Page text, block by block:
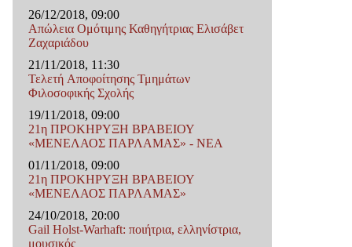
26/12/2018, 09:00
Απώλεια Ομότιμης Καθηγήτριας Ελισάβετ
Ζαχαριάδου
21/11/2018, 11:30
Τελετή Αποφοίτησης Τμημάτων
Φιλοσοφικής Σχολής
19/11/2018, 09:00
21η ΠΡΟΚΗΡΥΞΗ ΒΡΑΒΕΙΟΥ
«ΜΕΝΕΛΑΟΣ ΠΑΡΛΑΜΑΣ» - ΝΕΑ
01/11/2018, 09:00
21η ΠΡΟΚΗΡΥΞΗ ΒΡΑΒΕΙΟΥ
«ΜΕΝΕΛΑΟΣ ΠΑΡΛΑΜΑΣ»
24/10/2018, 20:00
Gail Holst-Warhaft: ποιήτρια, ελληνίστρια,
μουσικός